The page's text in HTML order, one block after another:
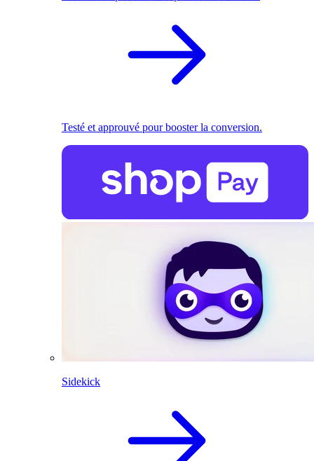
Testé et approuvé pour booster la conversion.
Sidekick